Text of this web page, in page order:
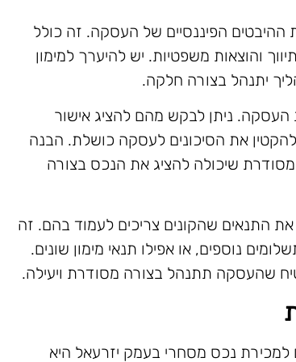
הפיננסיים של העסקה. זה כולל
והוצאות משפטיות. יש להיערך למימון
יתנהל בצורה חלקה.
העסקה. ניתן לבקש מהם להציג אישור
את הסיכונים לעסקה כושלת. הבנה
שיכולה להציג את הנכס בצורה
התנאים שהקונים צריכים לעמוד בהם. זה
נוספים, או אפילו תנאי מימון שונים.
שהעסקה תתנהל בצורה מסודרת ויעילה.
למכירת נכס מסחרי בעמק יזרעאל היא